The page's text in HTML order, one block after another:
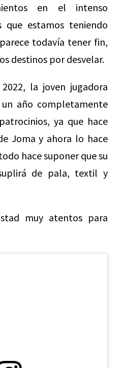
en el intenso
que estamos teniendo
todavía tener fin,
destinos por desvelar.
la joven jugadora
año completamente
ya que hace
Joma y ahora lo hace
hace suponer que su
de pala, textil y
muy atentos para